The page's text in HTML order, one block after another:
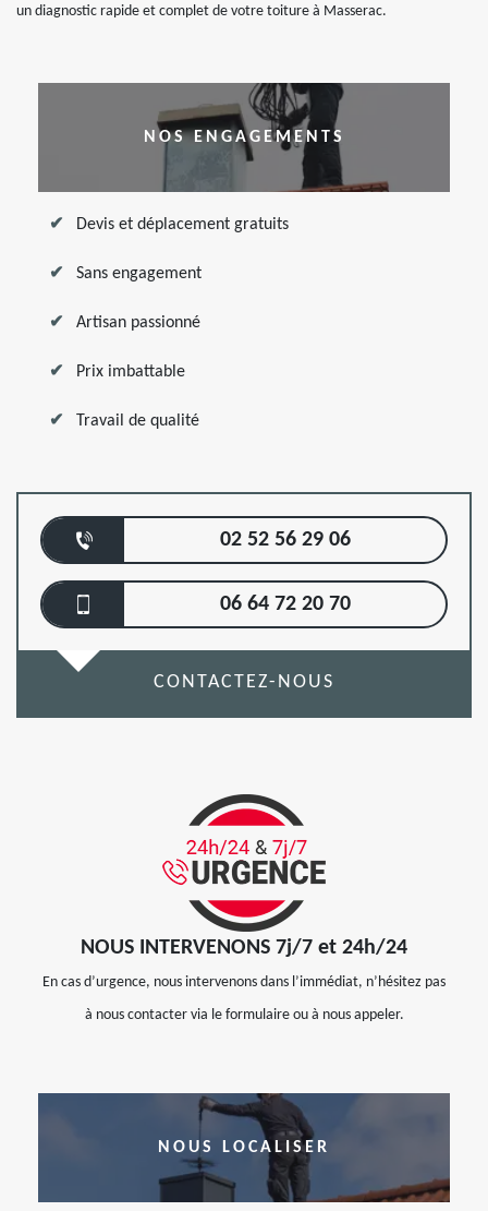
un diagnostic rapide et complet de votre toiture à Masserac.
NOS ENGAGEMENTS
Devis et déplacement gratuits
Sans engagement
Artisan passionné
Prix imbattable
Travail de qualité
02 52 56 29 06
06 64 72 20 70
CONTACTEZ-NOUS
NOUS INTERVENONS 7j/7 et 24h/24
En cas d’urgence, nous intervenons dans l’immédiat, n’hésitez pas
à nous contacter via le formulaire ou à nous appeler.
NOUS LOCALISER